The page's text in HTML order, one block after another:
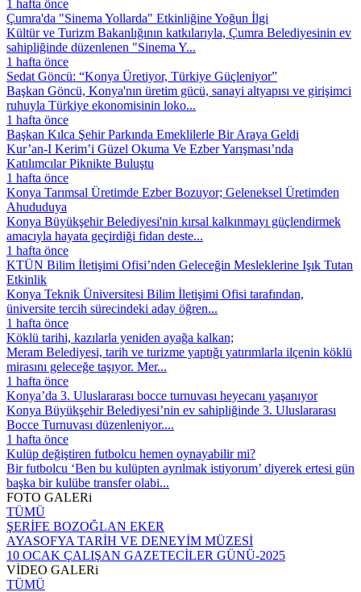
1 hafta önce
Çumra'da "Sinema Yollarda" Etkinliğine Yoğun İlgi
Kültür ve Turizm Bakanlığının katkılarıyla, Çumra Belediyesinin ev
sahipliğinde düzenlenen "Sinema Y...
1 hafta önce
Sedat Göncü: “Konya Üretiyor, Türkiye Güçleniyor”
Başkan Göncü, Konya'nın üretim gücü, sanayi altyapısı ve girişimci
ruhuyla Türkiye ekonomisinin loko...
1 hafta önce
Başkan Kılca Şehir Parkında Emeklilerle Bir Araya Geldi
Kur’an-I Kerim’i Güzel Okuma Ve Ezber Yarışması’nda
Katılımcılar Piknikte Buluştu
1 hafta önce
Konya Tarımsal Üretimde Ezber Bozuyor; Geleneksel Üretimden
Ahududuya
Konya Büyükşehir Belediyesi'nin kırsal kalkınmayı güçlendirmek
amacıyla hayata geçirdiği fidan deste...
1 hafta önce
KTÜN Bilim İletişimi Ofisi’nden Geleceğin Mesleklerine Işık Tutan
Etkinlik
Konya Teknik Üniversitesi Bilim İletişimi Ofisi tarafından,
üniversite tercih sürecindeki aday öğren...
1 hafta önce
Köklü tarihi, kazılarla yeniden ayağa kalkan;
Meram Belediyesi, tarih ve turizme yaptığı yatırımlarla ilçenin köklü
mirasını geleceğe taşıyor. Mer...
1 hafta önce
Konya’da 3. Uluslararası bocce turnuvası heyecanı yaşanıyor
Konya Büyükşehir Belediyesi’nin ev sahipliğinde 3. Uluslararası
Bocce Turnuvası düzenleniyor....
1 hafta önce
Kulüp değiştiren futbolcu hemen oynayabilir mi?
Bir futbolcu ‘Ben bu kulüpten ayrılmak istiyorum’ diyerek ertesi gün
başka bir kulübe transfer olabi...
FOTO GALERi
TÜMÜ
ŞERİFE BOZOĞLAN EKER
AYASOFYA TARİH VE DENEYİM MÜZESİ
10 OCAK ÇALIŞAN GAZETECİLER GÜNÜ-2025
VİDEO GALERi
TÜMÜ